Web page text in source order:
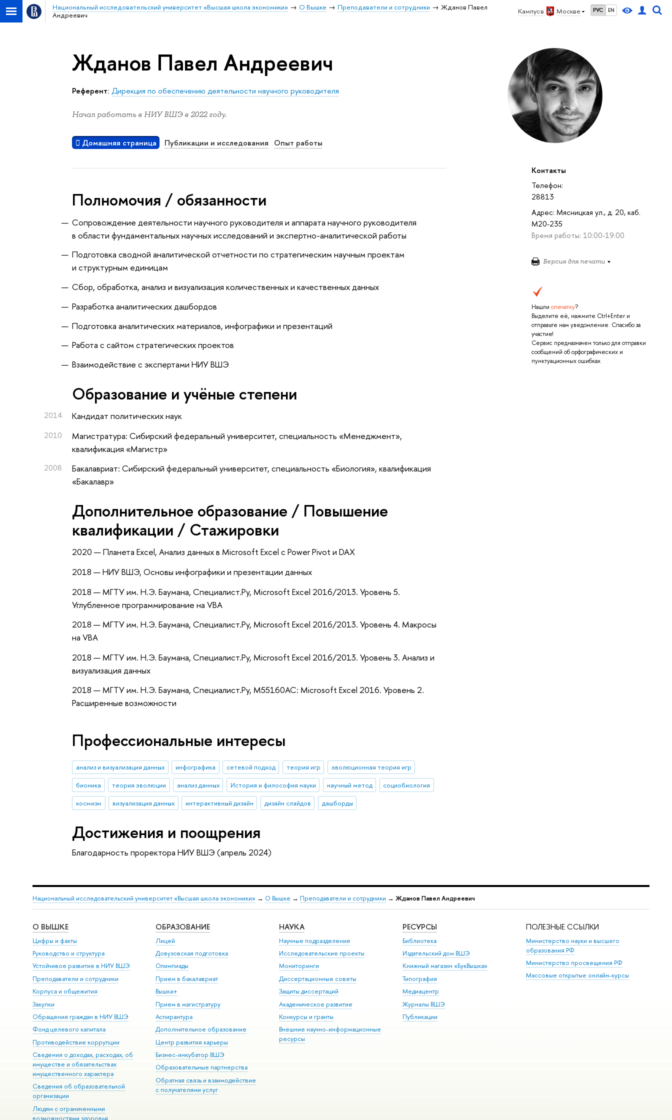
Кампус в Москве РУС EN
Национальный исследовательский университет «Высшая школа экономики» О Вышке Преподаватели и сотрудники
Жданов Павел
Андреевич
Контакты
Телефон:
28813
Адрес: Мясницкая ул., д. 20, каб.
М20-235
Время работы: 10:00-19:00
Версия для печати
Нашли опечатку?
Выделите её, нажмите Ctrl+Enter и
отправьте нам уведомление. Спасибо за
участие!
Сервис предназначен только для отправки
сообщений об орфографических и
пунктуационных ошибках.
Жданов Павел Андреевич
Референт: Дирекция по обеспечению деятельности научного руководителя
Начал работать в НИУ ВШЭ в 2022 году.
Домашняя страница Публикации и исследования Опыт работы
Полномочия / обязанности
Сопровождение деятельности научного руководителя и аппарата научного руководителя
в области фундаментальных научных исследований и экспертно-аналитической работы
Подготовка сводной аналитической отчетности по стратегическим научным проектам
и структурным единицам
Сбор, обработка, анализ и визуализация количественных и качественных данных
Разработка аналитических дашбордов
Подготовка аналитических материалов, инфографики и презентаций
Работа с сайтом стратегических проектов
Взаимодействие с экспертами НИУ ВШЭ
Oбразование и учёные степени
2014 Кандидат политических наук
2010
Магистратура: Сибирский федеральный университет, специальность «Менеджмент»,
квалификация «Магистр»
2008
Бакалавриат: Сибирский федеральный университет, специальность «Биология», квалификация
«Бакалавр»
Дополнительное образование / Повышение
квалификации / Стажировки
2020 — Планета Excel, Анализ данных в Microsoft Excel с Power Pivot и DAX
2018 — НИУ ВШЭ, Основы инфографики и презентации данных
2018 — МГТУ им. Н.Э. Баумана, Специалист.Ру, Microsoft Excel 2016/2013. Уровень 5.
Углубленное программирование на VBA
2018 — МГТУ им. Н.Э. Баумана, Специалист.Ру, Microsoft Excel 2016/2013. Уровень 4. Макросы
на VBA
2018 — МГТУ им. Н.Э. Баумана, Специалист.Ру, Microsoft Excel 2016/2013. Уровень 3. Анализ и
визуализация данных
2018 — МГТУ им. Н.Э. Баумана, Специалист.Ру, M55160AC: Microsoft Excel 2016. Уровень 2.
Расширенные возможности
Профессиональные интересы
анализ и визуализация данных инфографика сетевой подход теория игр
эволюционная теория игр
бионика
теория эволюции анализ данных История и философия науки научный метод
социобиология
космизм
визуализация данных интерактивный дизайн дизайн слайдов дашборды
Достижения и поощрения
Благодарность проректора НИУ ВШЭ (апрель 2024)
Национальный исследовательский университет «Высшая школа экономики» → О Вышке → Преподаватели и сотрудники → Жданов Павел Андреевич
О ВЫШКЕ
Цифры и факты
Руководство и структура
Устойчивое развитие в НИУ ВШЭ
Преподаватели и сотрудники
Корпуса и общежития
Закупки
Обращения граждан в НИУ ВШЭ
Фонд целевого капитала
Противодействие коррупции
Сведения о доходах, расходах, об
имуществе и обязательствах
имущественного характера
Сведения об образовательной
организации
Людям с ограниченными
возможностями здоровья
ОБРАЗОВАНИЕ
Лицей
Довузовская подготовка
Олимпиады
Прием в бакалавриат
Вышка+
Прием в магистратуру
Аспирантура
Дополнительное образование
Центр развития карьеры
Бизнес-инкубатор ВШЭ
Образовательные партнерства
Обратная связь и взаимодействие
с получателями услуг
НАУКА
Научные подразделения
Исследовательские проекты
Мониторинги
Диссертационные советы
Защиты диссертаций
Академическое развитие
Конкурсы и гранты
Внешние научно-информационные
ресурсы
РЕСУРСЫ
Библиотека
Издательский дом ВШЭ
Книжный магазин «БукВышка»
Типография
Медиацентр
Журналы ВШЭ
Публикации
ПОЛЕЗНЫЕ ССЫЛКИ
Министерство науки и высшего
образования РФ
Министерство просвещения РФ
Массовые открытые онлайн-курсы